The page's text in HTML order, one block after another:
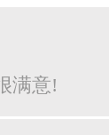
满意!